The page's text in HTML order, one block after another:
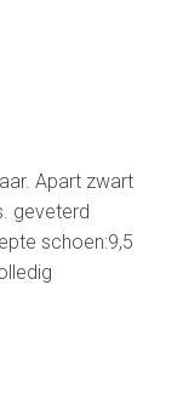
Apart zwart
geveterd
schoen:9,5